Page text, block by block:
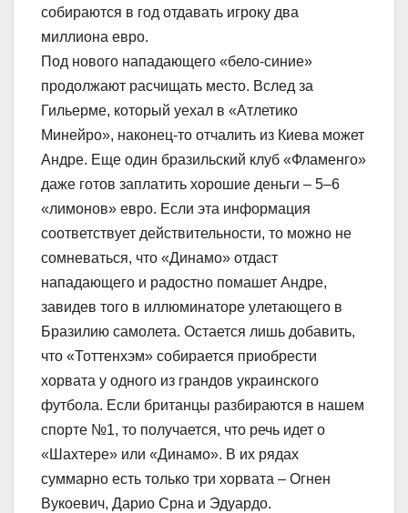
собираются в год отдавать игроку два
миллиона евро.
Под нового нападающего «бело-синие»
продолжают расчищать место. Вслед за
Гильерме, который уехал в «Атлетико
Минейро», наконец-то отчалить из Киева может
Андре. Еще один бразильский клуб «Фламенго»
даже готов заплатить хорошие деньги – 5–6
«лимонов» евро. Если эта информация
соответствует действительности, то можно не
сомневаться, что «Динамо» отдаст
нападающего и радостно помашет Андре,
завидев того в иллюминаторе улетающего в
Бразилию самолета. Остается лишь добавить,
что «Тоттенхэм» собирается приобрести
хорвата у одного из грандов украинского
футбола. Если британцы разбираются в нашем
спорте №1, то получается, что речь идет о
«Шахтере» или «Динамо». В их рядах
суммарно есть только три хорвата – Огнен
Вукоевич, Дарио Срна и Эдуардо.